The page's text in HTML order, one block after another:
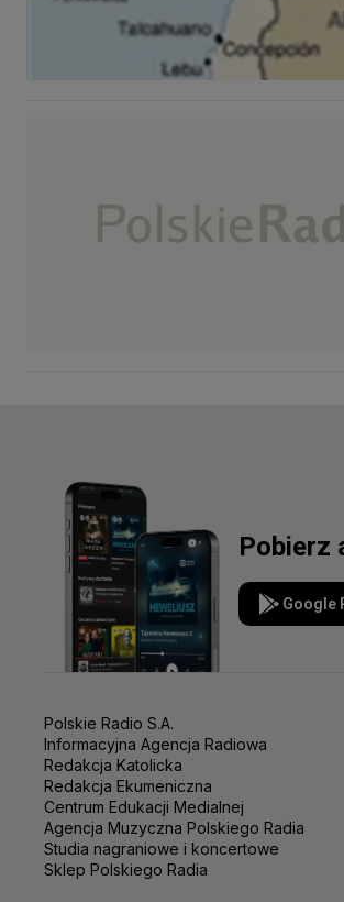
Pobierz
Google
Polskie Radio S.A.
Informacyjna Agencja Radiowa
Redakcja Katolicka
Redakcja Ekumeniczna
Centrum Edukacji Medialnej
Agencja Muzyczna Polskiego Radia
Studia nagraniowe i koncertowe
Sklep Polskiego Radia